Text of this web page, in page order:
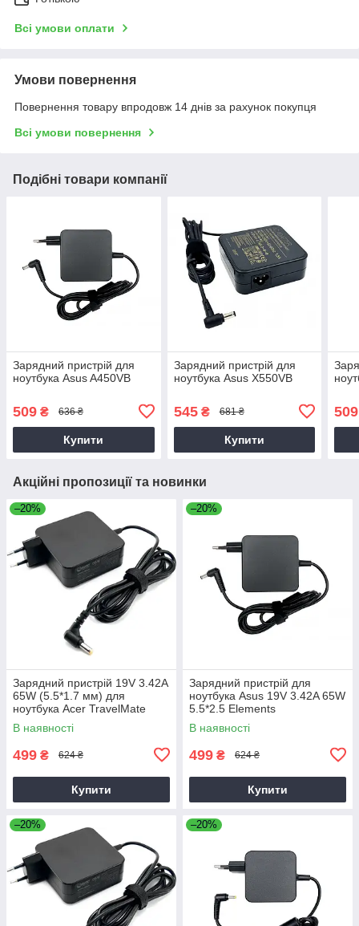
Всі умови оплати
Умови повернення
Повернення товару впродовж 14 днів за рахунок покупця
Всі умови повернення
Подібні товари компанії
Зарядний пристрій для
ноутбука Asus A450VB
509 ₴ 636 ₴
Купити
Зарядний пристрій для
ноутбука Asus X550VB
545₴ 681 ₴
Купити
509
Акційні пропозиції та новинки
–20%
Зарядний пристрій 19V 3.42A
65W (5.5*1.7 мм) для
ноутбука Acer TravelMate
P2510-G2-M
В наявності
499 ₴ 624 ₴
Купити
–20%
Зарядний пристрій для
ноутбука Asus 19V 3.42A 65W
5.5*2.5 Elements
В наявності
499 ₴ 624 ₴
Купити
–20% –20%